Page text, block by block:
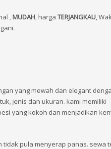
,MUDAH, harga TERJANGKAU,
yang mewah dan elegant
jenis dan ukuran. kami memiliki
yang kokoh dan menjadikan
pula menyerap panas. sewa